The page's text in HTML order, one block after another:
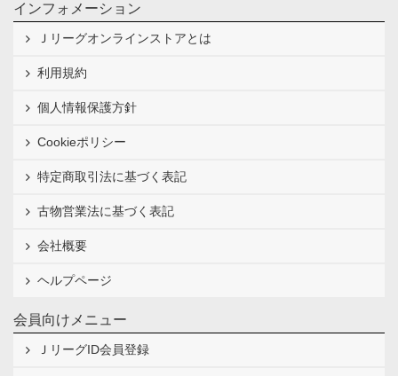
インフォメーション
Ｊリーグオンラインストアとは
利用規約
個人情報保護方針
Cookieポリシー
特定商取引法に基づく表記
古物営業法に基づく表記
会社概要
ヘルプページ
会員向けメニュー
ＪリーグID会員登録